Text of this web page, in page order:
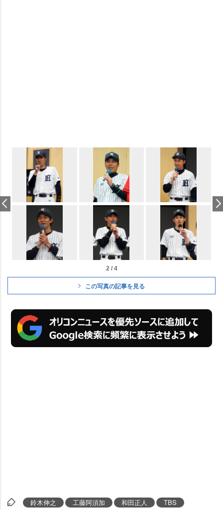
2 / 4
この写真の記事を見る
鈴木伸之 工藤阿須加 和田正人 TBS